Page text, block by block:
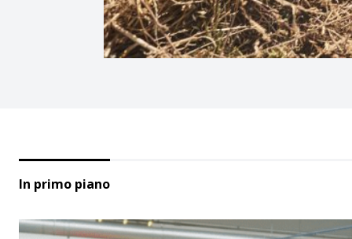
In primo piano